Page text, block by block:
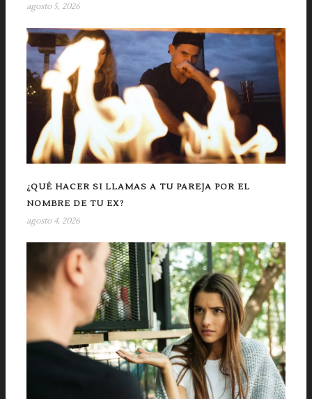
agosto 5, 2026
¿QUÉ HACER SI LLAMAS A TU PAREJA POR EL
NOMBRE DE TU EX?
agosto 4, 2026